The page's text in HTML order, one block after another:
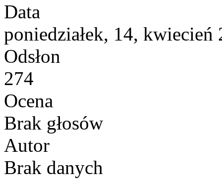
Data
poniedziałek, 14, kwiecień
Odsłon
274
Ocena
Brak głosów
Autor
Brak danych